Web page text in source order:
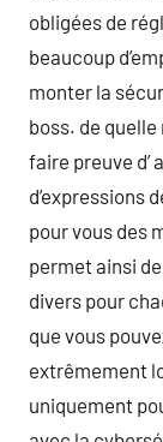
obligées de
beaucoup
monter la
boss. de
faire preuve d’
d’expressions
pour vous des
permet ainsi
divers pour
que vous
extrêmement
uniquement